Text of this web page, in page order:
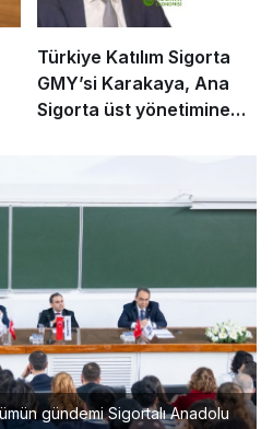
Türkiye Katılım Sigorta
GMY’si Karakaya, Ana
Sigorta üst yönetimine
gündemi Sigortalı Anadolu